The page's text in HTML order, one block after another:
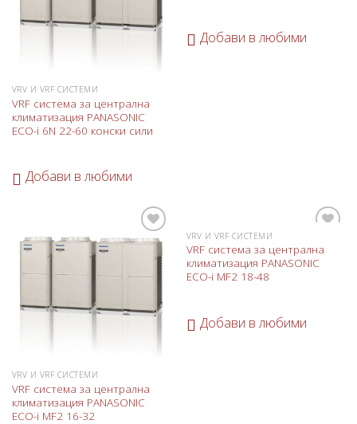
VRV И VRF СИСТЕМИ
VRF система за централна
климатизация PANASONIC
ECO-i 6N 22-60 конски сили
Добави в любими
Добави в любими
Добави
любими
VRV И VRF СИСТЕМИ
VRF система за централна
климатизация PANASONIC
ECO-i MF2 16-32
в
любими
VRV И VRF СИСТЕМИ
VRF система за централна
климатизация PANASONIC
ECO-i MF2 18-48
Добави в любими